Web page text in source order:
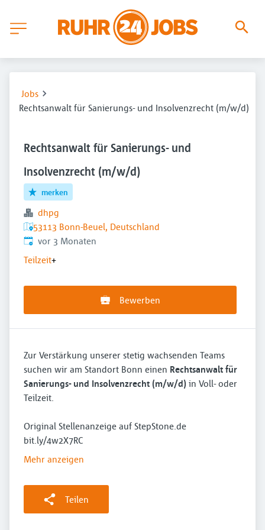
Jobs
Rechtsanwalt für Sanierungs- und Insolvenzrecht (m/w/d)
Rechtsanwalt für Sanierungs- und
Insolvenzrecht (m/w/d)
merken
dhpg
53113 Bonn-Beuel, Deutschland
Veröffentlicht:
vor 3 Monaten
Teilzeit+
Bewerben
Zur Verstärkung unserer stetig wachsenden Teams
suchen wir am Standort Bonn einen Rechtsanwalt für
Sanierungs- und Insolvenzrecht (m/w/d) in Voll- oder
Teilzeit.
Original Stellenanzeige auf StepStone.de
bit.ly/4w2X7RC
Mehr anzeigen
Teilen